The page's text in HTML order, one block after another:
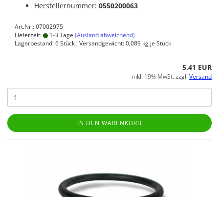
Herstellernummer: 0550200063
Art.Nr.: 07002975
Lieferzeit:
1-3 Tage (Ausland abweichend)
Lagerbestand: 6 Stück , Versandgewicht:0,089 kg je Stück
5,41 EUR
inkl. 19% MwSt. zzgl.Versand
IN DEN WARENKORB